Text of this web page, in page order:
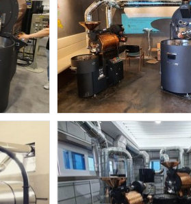
오즈터크베이
oks-3
오즈터크베이
OKS-15